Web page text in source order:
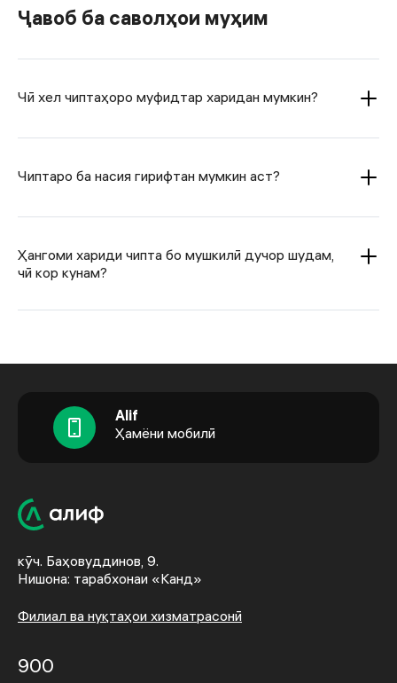
Ҷавоб ба саволҳои муҳим
Чӣ хел чиптаҳоро муфидтар харидан мумкин?
Чиптаро ба насия гирифтан мумкин аст?
Ҳангоми хариди чипта бо мушкилӣ дучор шудам,
чӣ кор кунам?
Alif
Ҳамёни мобилӣ
кӯч. Баҳовуддинов, 9.
Нишона: тарабхонаи «Канд»
Филиал ва нуқтаҳои хизматрасонӣ
900